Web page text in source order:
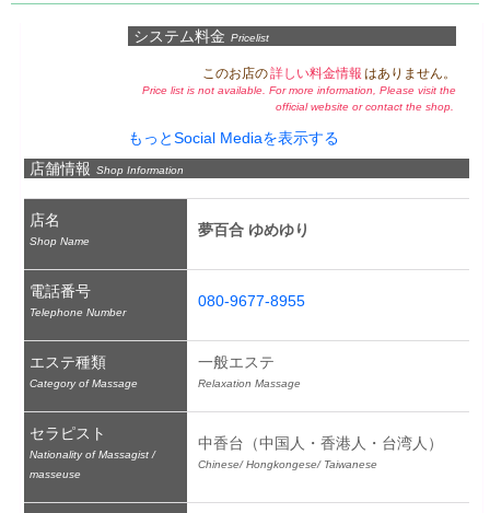
システム料金 Pricelist
このお店の詳しい料金情報 はありません。
Price list is not available. For more information, Please visit the
official website or contact the shop.
もっとSocial Mediaを表示する
店舗情報 Shop Information
店名
Shop Name
夢百合 ゆめゆり
電話番号
Telephone Number
080-9677-8955
エステ種類
Category of Massage
一般エステ
Relaxation Massage
セラピスト
Nationality of Massagist /
masseuse
中香台（中国人・香港人・台湾人）
Chinese/ Hongkongese/ Taiwanese